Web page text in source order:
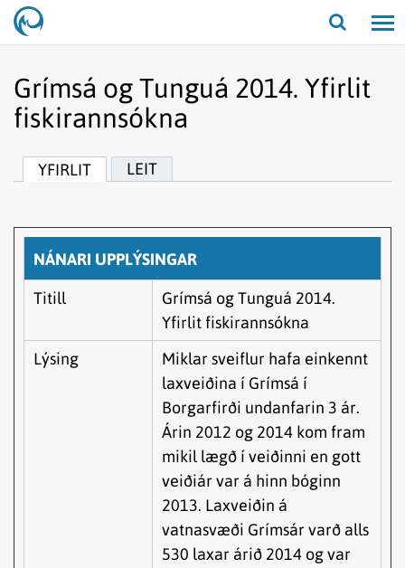
Opna/
Grímsá og Tunguá 2014. Yfirlit
fiskirannsókna
YFIRLIT LEIT
NÁNARI UPPLÝSINGAR
Titill
Grímsá og Tunguá 2014.
Yfirlit fiskirannsókna
Lýsing
Miklar sveiflur hafa einkennt
laxveiðina í Grímsá í
Borgarfirði undanfarin 3 ár.
Árin 2012 og 2014 kom fram
mikil lægð í veiðinni en gott
veiðiár var á hinn bóginn
2013. Laxveiðin á
vatnasvæði Grímsár varð alls
530 laxar árið 2014 og var